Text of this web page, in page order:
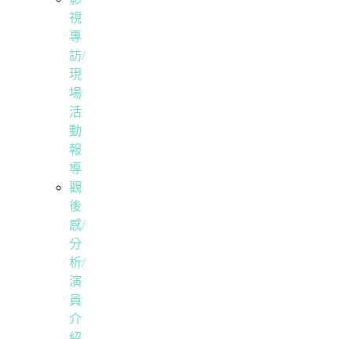
視
專
訪/
現
場
活
動
報
導
觀
後
感/
分
析/
演
員
介